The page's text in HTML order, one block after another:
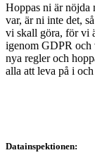
Hoppas ni är nöjda
var, är ni inte det,
vi skall göra, för vi
igenom GDPR och
nya regler och
alla att leva på i
Datainspektionen: